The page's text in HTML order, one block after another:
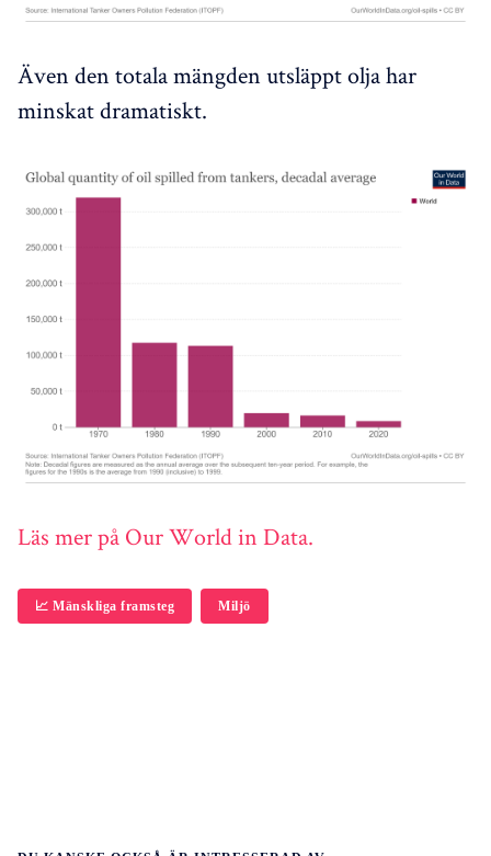
Även den totala mängden utsläppt olja har
minskat dramatiskt.
Läs mer på Our World in Data.
📈 Mänskliga framsteg Miljö